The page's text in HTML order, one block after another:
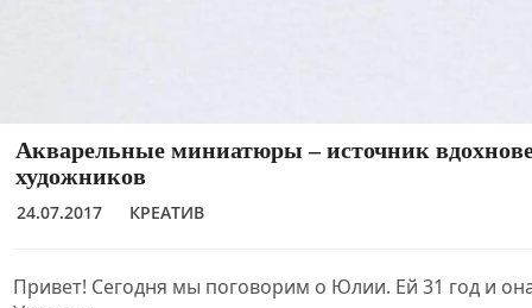
Акварельные миниатюры – источник
художников
24.07.2017 КРЕАТИВ
Привет! Сегодня мы поговорим о Юлии. Ей 31 год и